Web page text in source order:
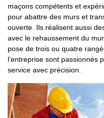
maçons compétents et
pour abattre des murs et
ouverte. Ils réalisent aussi
avec le rehaussement du
pose de trois ou quatre
l’entreprise sont passionnés
service avec précision.